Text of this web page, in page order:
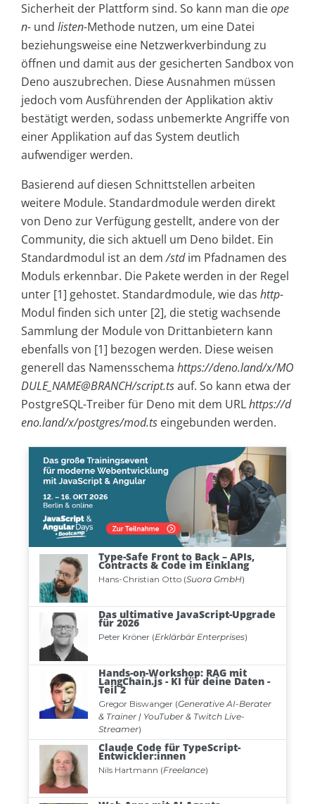
Sicherheit der Plattform sind. So kann man dieope
n- und listen-Methode nutzen, um eine Datei
beziehungsweise eine Netzwerkverbindung zu
öffnen und damit aus der gesicherten Sandbox von
Deno auszubrechen. Diese Ausnahmen müssen
jedoch vom Ausführenden der Applikation aktiv
bestätigt werden, sodass unbemerkte Angriffe von
einer Applikation auf das System deutlich
aufwendiger werden.
Basierend auf diesen Schnittstellen arbeiten
weitere Module. Standardmodule werden direkt
von Deno zur Verfügung gestellt, andere von der
Community, die sich aktuell um Deno bildet. Ein
Standardmodul ist an dem/stdim Pfadnamen des
Moduls erkennbar. Die Pakete werden in der Regel
unter [1] gehostet. Standardmodule, wie das http-
Modul finden sich unter [2], die stetig wachsende
Sammlung der Module von Drittanbietern kann
ebenfalls von [1] bezogen werden. Diese weisen
generell das Namensschema https://deno.land/x/MO
DULE_NAME@BRANCH/script.tsauf. So kann etwa der
PostgreSQL-Treiber für Deno mit dem URLhttps://d
eno.land/x/postgres/mod.ts eingebunden werden.